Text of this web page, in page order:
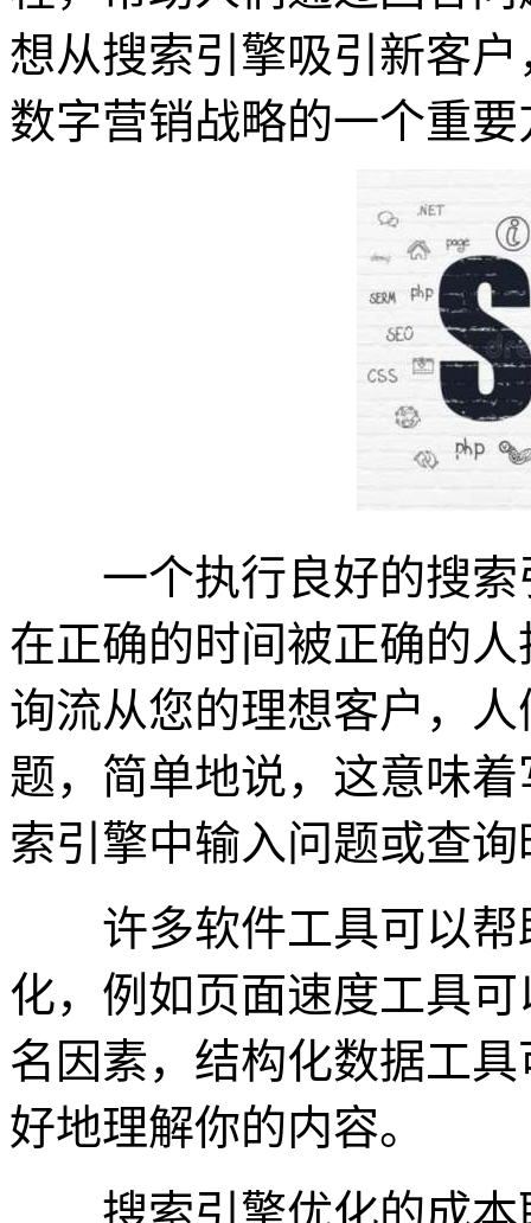
想从搜索引擎吸引新客
数字营销战略的一个重要
一个执行良好的搜索
在正确的时间被正确的
询流从您的理想客户，
题，简单地说，这意味
索引擎中输入问题或查
许多软件工具可以帮
化，例如页面速度工具
名因素，结构化数据工
好地理解你的内容。
搜索引擎优化的成本